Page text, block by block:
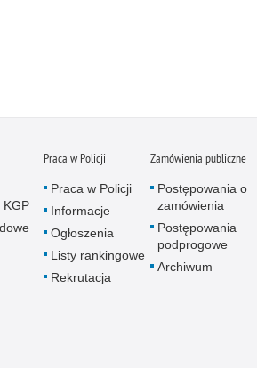
KGP
Praca w Policji
Praca w Policji
Informacje
Ogłoszenia
Listy rankingowe
Rekrutacja
Zamówienia publiczne
Postępowania o
zamówienia
Postępowania
podprogowe
Archiwum